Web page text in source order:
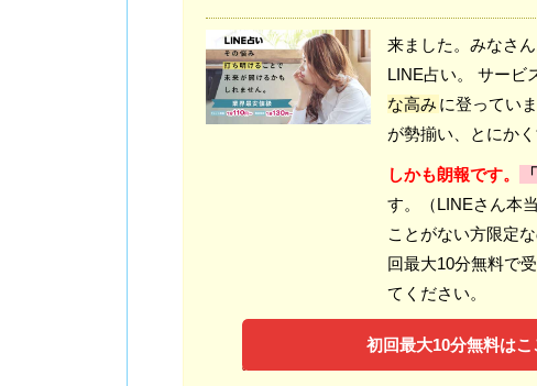
来ました。みなさ
LINE占い。 サービ
な高み に登ってい
が勢揃い、とにかく
しかも朗報です。
す。（LINEさん本
ことがない方限定
回最大10分無料で
てください。
初回最大10分無料は